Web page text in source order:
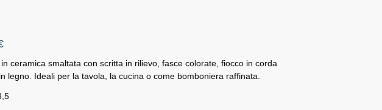
ceramica smaltata con scritta in rilievo, fasce colorate, fiocco in corda
legno. Ideali per la tavola, la cucina o come bomboniera raffinata.